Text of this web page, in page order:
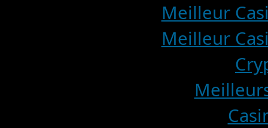
Meilleur
Meilleur